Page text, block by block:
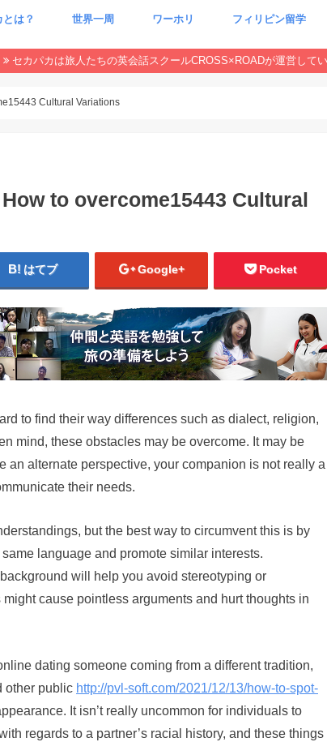
は？ 世界一周 ワーホリ フィリピン留学
CxR 特集
セカパカは旅人たちの英会話スクールCROSS×ROADが運営してい
Cultural Variations
to overcome15443 Cultural
はてブ Google+ Pocket
to find their way differences such as dialect, religion,
mind, these obstacles may be overcome. It may be
an alternate perspective, your companion is not really a
their needs.
but the best way to circumvent this is by
language and promote similar interests.
will help you avoid stereotyping or
cause pointless arguments and hurt thoughts in
dating someone coming from a different tradition,
other public http://pvl-soft.com/2021/12/13/how-to-spot-
It isn’t really uncommon for individuals to
regards to a partner’s racial history, and these things